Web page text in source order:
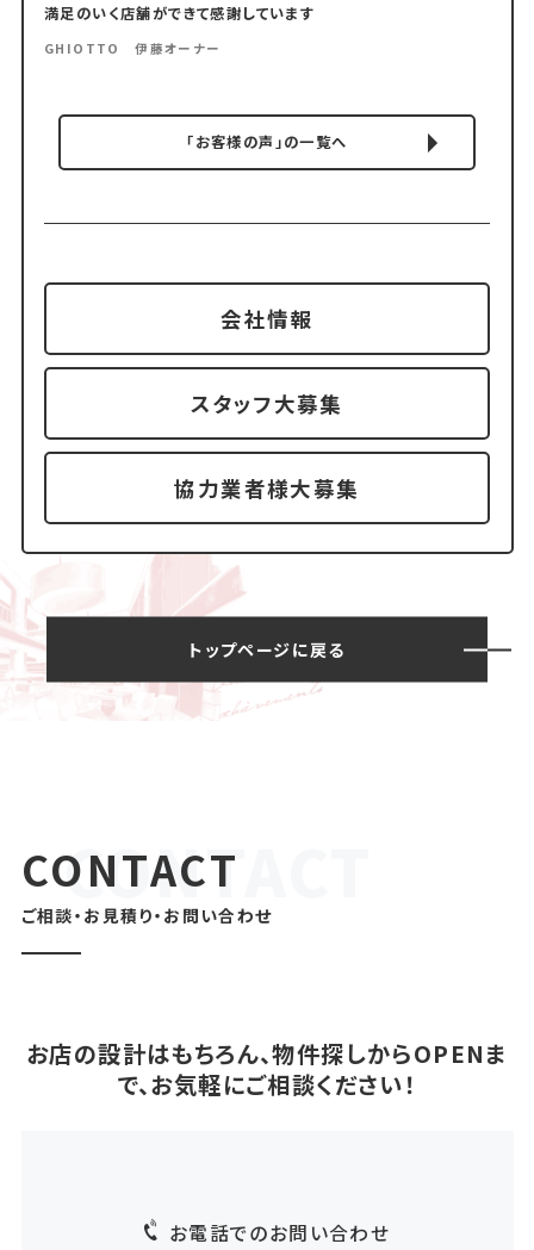
満足のいく店舗ができて感謝しています
GHIOTTO 伊藤オーナー
「お客様の声」の一覧へ
会社情報
スタッフ大募集
協力業者様大募集
トップページに戻る
CONTACT
ご相談・お見積り・お問い合わせ
お店の設計はもちろん、物件探しからOPENま
で、お気軽にご相談ください！
お電話でのお問い合わせ